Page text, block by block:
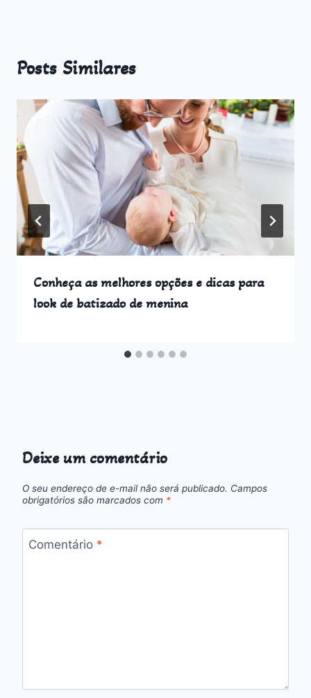
Posts Similares
Conheça as melhores opções e dicas para
look de batizado de menina
Deixe um comentário
O seu endereço de e-mail não será publicado. Campos
obrigatórios são marcados com *
Comentário *